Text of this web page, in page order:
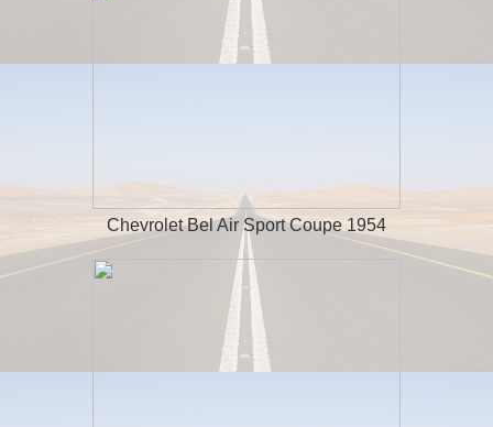
Chevrolet Bel Air Sport Coupe 1954